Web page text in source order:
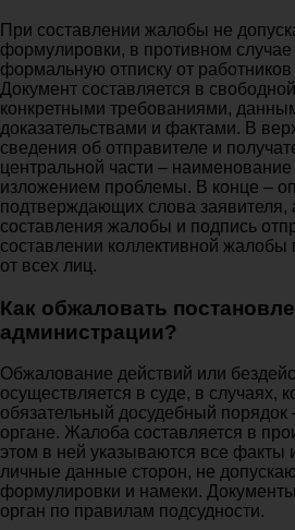
При составлении жалобы не
формулировки, в противном
формальную отписку от
Документ составляется в
конкретными требованиями,
доказательствами и фактами. В
сведения об отправителе и
центральной части –
изложением проблемы. В конце –
подтверждающих слова заявителя,
составления жалобы и подпись
составлении коллективной жалобы
от всех лиц.
Как обжаловать
администрации?
Обжалование действий или
осуществляется в суде, в случаях,
обязательный досудебный
органе. Жалоба составляется в
этом в ней указываются все факты
личные данные сторон, не
формулировки и намеки.
орган по правилам подсудности.